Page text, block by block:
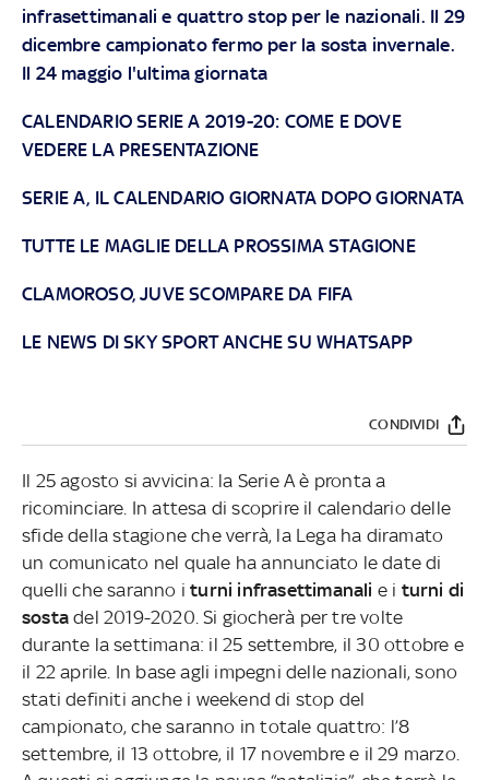
infrasettimanali e quattro stop per le nazionali. Il 29
dicembre campionato fermo per la sosta invernale.
Il 24 maggio l'ultima giornata
CALENDARIO SERIE A 2019-20: COME E DOVE
VEDERE LA PRESENTAZIONE
SERIE A, IL CALENDARIO GIORNATA DOPO GIORNATA
TUTTE LE MAGLIE DELLA PROSSIMA STAGIONE
CLAMOROSO, JUVE SCOMPARE DA FIFA
LE NEWS DI SKY SPORT ANCHE SU WHATSAPP
CONDIVIDI
Il 25 agosto si avvicina: la Serie A è pronta a
ricominciare. In attesa di scoprire il calendario delle
sfide della stagione che verrà, la Lega ha diramato
un comunicato nel quale ha annunciato le date di
quelli che saranno i turni infrasettimanali e i turni di
sosta del 2019-2020. Si giocherà per tre volte
durante la settimana: il 25 settembre, il 30 ottobre e
il 22 aprile. In base agli impegni delle nazionali, sono
stati definiti anche i weekend di stop del
campionato, che saranno in totale quattro: l’8
settembre, il 13 ottobre, il 17 novembre e il 29 marzo.